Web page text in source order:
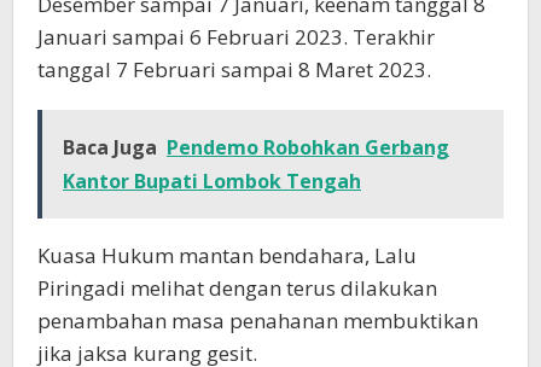
Januari sampai 6 Februari 2023. Terakhir
tanggal 7 Februari sampai 8 Maret 2023.
Baca Juga Pendemo Robohkan Gerbang
Kantor Bupati Lombok Tengah
Kuasa Hukum mantan bendahara, Lalu
Piringadi melihat dengan terus dilakukan
penambahan masa penahanan membuktikan
jika jaksa kurang gesit.